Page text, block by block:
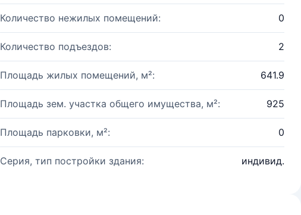
Количество нежилых помещений: 0
Количество подъездов: 2
Площадь жилых помещений, м²: 641.9
Площадь зем. участка общего имущества, м²: 925
Площадь парковки, м²: 0
Серия, тип постройки здания: индивид.